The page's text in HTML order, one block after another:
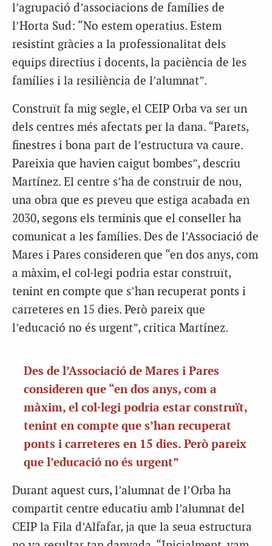
l’agrupació d’associacions de famílies de
l’Horta Sud: “No estem operatius. Estem
resistint gràcies a la professionalitat dels
equips directius i docents, la paciència de les
famílies i la resiliència de l’alumnat”.
Construït fa mig segle, el CEIP Orba va ser un
dels centres més afectats per la dana. “Parets,
finestres i bona part de l’estructura va caure.
Pareixia que havien caigut bombes”, descriu
Martínez. El centre s’ha de construir de nou,
una obra que es preveu que estiga acabada en
2030, segons els terminis que el conseller ha
comunicat a les famílies. Des de l’Associació de
Mares i Pares consideren que “en dos anys, com
a màxim, el col·legi podria estar construït,
tenint en compte que s’han recuperat ponts i
carreteres en 15 dies. Però pareix que
l’educació no és urgent”, critica Martínez.
Des de l’Associació de Mares i Pares
consideren que “en dos anys, com a
màxim, el col·legi podria estar construït,
tenint en compte que s’han recuperat
ponts i carreteres en 15 dies. Però pareix
que l’educació no és urgent”
Durant aquest curs, l’alumnat de l’Orba ha
compartit centre educatiu amb l’alumnat del
CEIP la Fila d’Alfafar, ja que la seua estructura